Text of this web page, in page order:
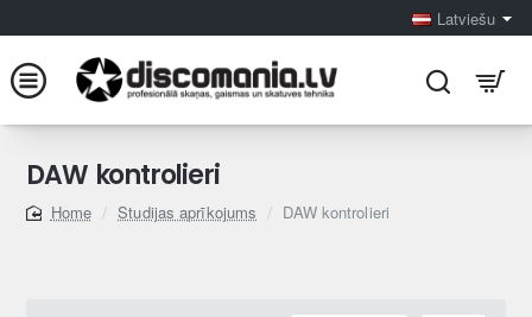
Latviešu
DAW kontrolieri
home
Studijas aprīkojums DAW kontrolieri